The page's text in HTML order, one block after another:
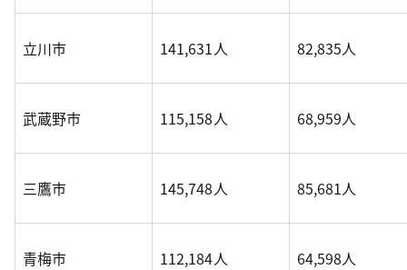
立川市 141,631人 82,835人
武蔵野市 115,158人 68,959人
三鷹市 145,748人 85,681人
青梅市 112,184人 64,598人